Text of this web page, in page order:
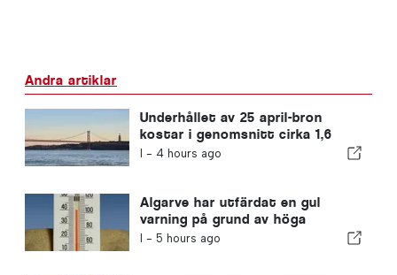
Andra artiklar
Underhållet av 25 april-bron
kostar i genomsnitt cirka 1,6
miljoner euro per år
I - 4 hours ago
Algarve har utfärdat en gul
varning på grund av höga
temperaturer
I - 5 hours ago